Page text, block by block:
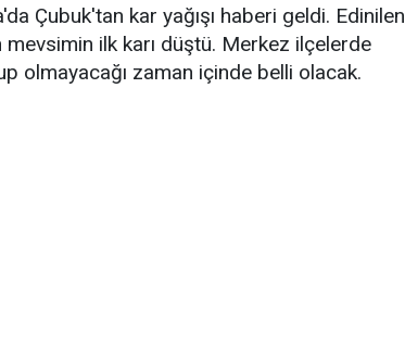
Çubuk'tan kar yağışı haberi geldi. Edinilen
ilk karı düştü. Merkez ilçelerde
olmayacağı zaman içinde belli olacak.